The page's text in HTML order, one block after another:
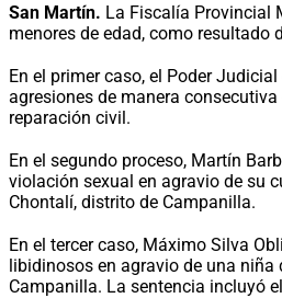
San Martín. La Fiscalía Provincial
menores de edad, como
En el primer caso, el Poder
agresiones de manera
reparación civil.
En el segundo proceso, Martín
violación sexual en agravio de su
Chontalí, distrito de Campanilla.
En el tercer caso, Máximo Silva
libidinosos en agravio de una niña
Campanilla. La sentencia incluyó